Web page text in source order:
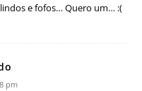
e fofos… Quero um… :(
pm